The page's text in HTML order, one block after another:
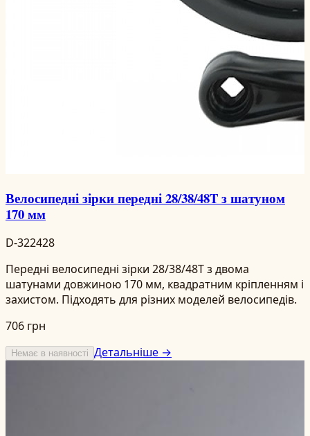
Велосипедні зірки передні 28/38/48T з шатуном
170 мм
D-322428
Передні велосипедні зірки 28/38/48T з двома
шатунами довжиною 170 мм, квадратним кріпленням і
захистом. Підходять для різних моделей велосипедів.
706 грн
Немає в наявності Детальніше →